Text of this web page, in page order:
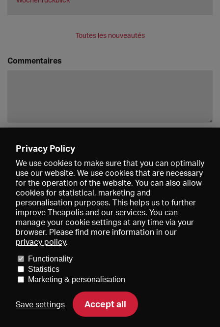
Toutes les nouveautés
Commentaires
Données médiatiques
Conditions générales de vente
Contact
Aide Newsletter
Privacy Policy
We use cookies to make sure that you can optimally
use our website. We use cookies that are necessary
for the operation of the website. You can also allow
cookies for statistical, marketing and
personalisation purposes. This helps us to further
improve Theapolis and our services. You can
manage your cookie settings at any time via your
browser. Please find more information in our
privacy policy.
Functionality
Statistics
Marketing & personalisation
Save settings Accept all